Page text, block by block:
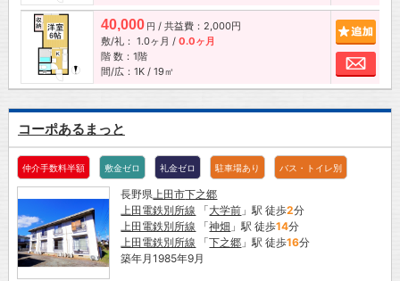
40,000 円 / 共益費：2,000円
敷/礼： 1.0ヶ月 / 0.0ヶ月
階 数：1階
間/広：1K / 19㎡
お
コーポあるまっと
仲介手数料半額 敷金ゼロ 礼金ゼロ 駐車場あり バス・トイレ別
長野県 上田市下之郷
上田電鉄別所線 「大学前 」駅 徒歩2分
上田電鉄別所線 「神畑 」駅 徒歩14分
上田電鉄別所線 「下之郷 」駅 徒歩16分
築年月1985年9月